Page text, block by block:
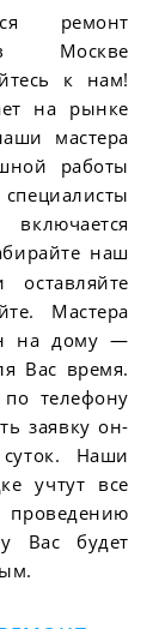
ремонт
Москве
к нам!
на рынке
мастера
работы
наш
оставляйте
Мастера
на дому —
Вас время.
телефону
заявку он-
Наши
учтут все
Вас будет